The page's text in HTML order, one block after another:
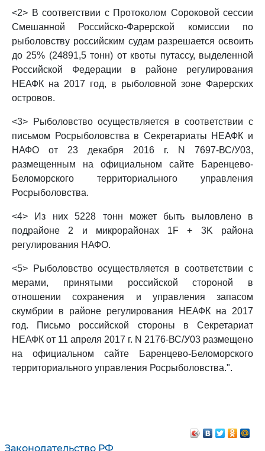
Законодательство РФ
<2> В соответствии с Протоколом Сороковой сессии
Смешанной Российско-Фарерской комиссии по
рыболовству российским судам разрешается освоить
до 25% (24891,5 тонн) от квоты путассу, выделенной
Российской Федерации в районе регулирования
НЕАФК на 2017 год, в рыболовной зоне Фарерских
островов.
<3> Рыболовство осуществляется в соответствии с
письмом Росрыболовства в Секретариаты НЕАФК и
НАФО от 23 декабря 2016 г. N 7697-ВС/У03,
размещенным на официальном сайте Баренцево-
Беломорского территориального управления
Росрыболовства.
<4> Из них 5228 тонн может быть выловлено в
подрайоне 2 и микрорайонах 1F + 3K района
регулирования НАФО.
<5> Рыболовство осуществляется в соответствии с
мерами, принятыми российской стороной в
отношении сохранения и управления запасом
скумбрии в районе регулирования НЕАФК на 2017
год. Письмо российской стороны в Секретариат
НЕАФК от 11 апреля 2017 г. N 2176-ВС/У03 размещено
на официальном сайте Баренцево-Беломорского
территориального управления Росрыболовства.".